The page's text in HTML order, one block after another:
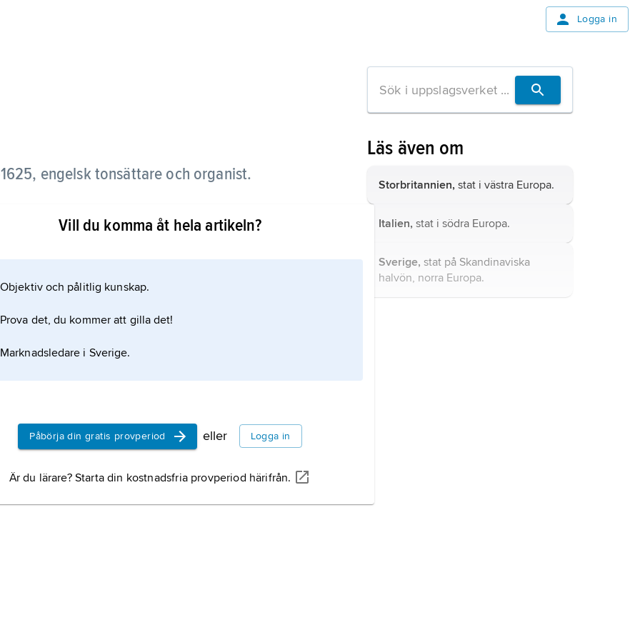
Logga in
engelsk tonsättare och organist.
under 1600-talet och lämnade efter sig ett
och annan klavermusik samt fantasior för
föregångare bl.a. till Purcell. Stilistiskt befann sig
och den
Vill du komma åt hela artikeln?
Objektiv och pålitlig kunskap.
Prova det, du kommer att gilla det!
Marknadsledare i Sverige.
Påbörja din gratis provperiod eller Logga in
Är du lärare? Starta din kostnadsfria provperiod härifrån.
Läs även om
Storbritannien, stat i västra Europa.
Italien, stat i södra Europa.
Sverige, stat på Skandinaviska
halvön, norra Europa.